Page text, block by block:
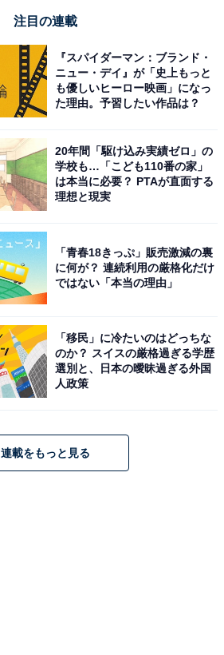
注目の連載
『スパイダーマン：ブランド・
ニュー・デイ』が「史上もっと
も優しいヒーロー映画」になっ
た理由。予習したい作品は？
20年間「駆け込み実績ゼロ」の
学校も…「こども110番の家」
は本当に必要？ PTAが直面する
理想と現実
「青春18きっぷ」販売激減の裏
に何が？ 連続利用の厳格化だけ
ではない「本当の理由」
「移民」に冷たいのはどっちな
のか？ スイスの厳格過ぎる学歴
選別と、日本の曖昧過ぎる外国
人政策
連載をもっと見る